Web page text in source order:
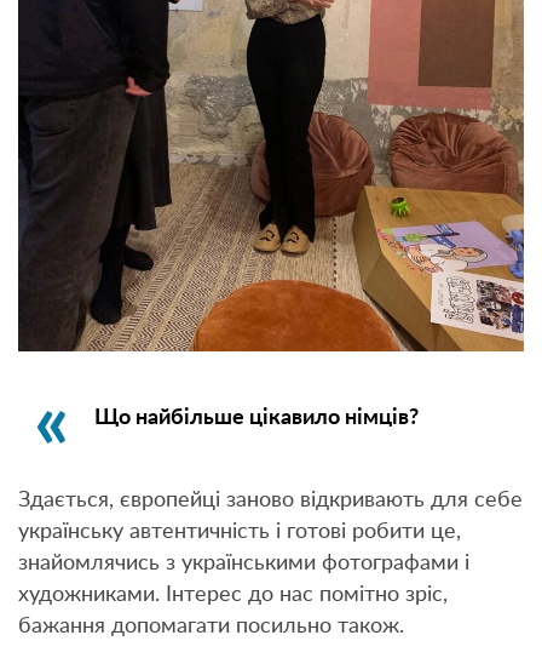
Що найбільше цікавило німців?
Здається, європейці заново відкривають для себе
українську автентичність і готові робити це,
знайомлячись з українськими фотографами і
художниками. Інтерес до нас помітно зріс,
бажання допомагати посильно також.